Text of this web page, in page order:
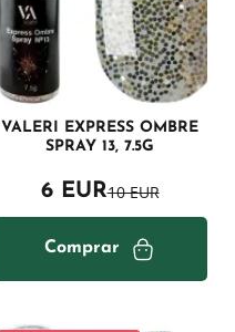
VALERI EXPRESS OMBRE
SPRAY 13, 7.5G
6 EUR10 EUR
Comprar